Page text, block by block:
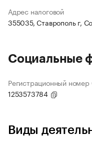
Адрес налоговой
355035, Ставрополь г,
Социальные
Регистрационный
1253573784
Виды